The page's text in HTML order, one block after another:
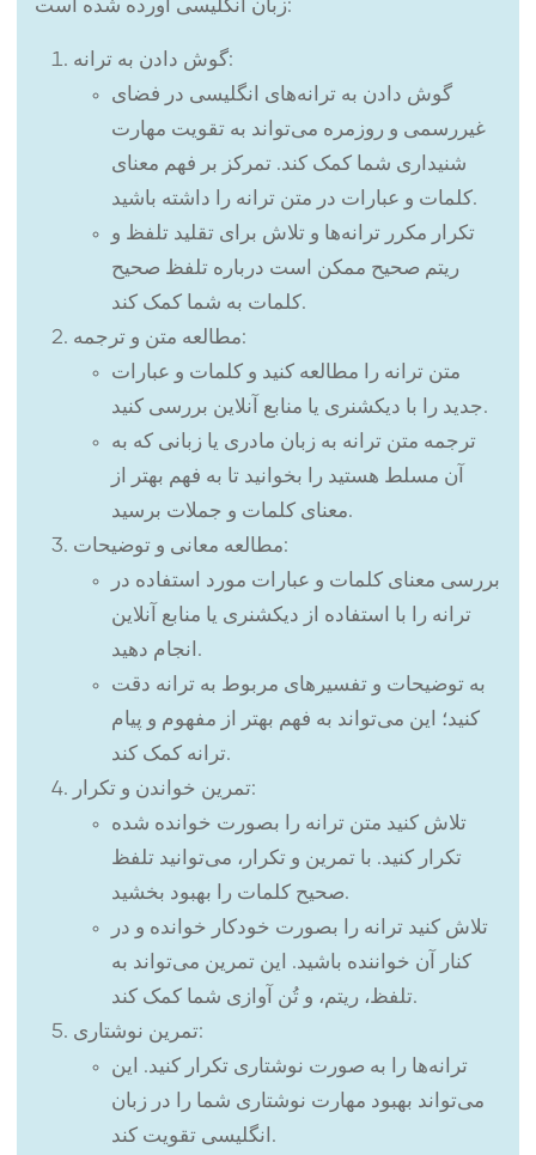
زبان انگلیسی آورده شده است:
گوش دادن به ترانه:
گوش دادن به ترانه‌های انگلیسی در فضای
غیررسمی و روزمره می‌تواند به تقویت مهارت
شنیداری شما کمک کند. تمرکز بر فهم معنای
کلمات و عبارات در متن ترانه را داشته باشید.
تکرار مکرر ترانه‌ها و تلاش برای تقلید تلفظ و
ریتم صحیح ممکن است درباره تلفظ صحیح
کلمات به شما کمک کند.
مطالعه متن و ترجمه:
متن ترانه را مطالعه کنید و کلمات و عبارات
جدید را با دیکشنری یا منابع آنلاین بررسی کنید.
ترجمه متن ترانه به زبان مادری یا زبانی که به
آن مسلط هستید را بخوانید تا به فهم بهتر از
معنای کلمات و جملات برسید.
مطالعه معانی و توضیحات:
بررسی معنای کلمات و عبارات مورد استفاده در
ترانه را با استفاده از دیکشنری یا منابع آنلاین
انجام دهید.
به توضیحات و تفسیرهای مربوط به ترانه دقت
کنید؛ این می‌تواند به فهم بهتر از مفهوم و پیام
ترانه کمک کند.
تمرین خواندن و تکرار:
تلاش کنید متن ترانه را بصورت خوانده شده
تکرار کنید. با تمرین و تکرار، می‌توانید تلفظ
صحیح کلمات را بهبود بخشید.
تلاش کنید ترانه را بصورت خودکار خوانده و در
کنار آن خواننده باشید. این تمرین می‌تواند به
تلفظ، ریتم، و تُن آوازی شما کمک کند.
تمرین نوشتاری:
ترانه‌ها را به صورت نوشتاری تکرار کنید. این
می‌تواند بهبود مهارت نوشتاری شما را در زبان
انگلیسی تقویت کند.